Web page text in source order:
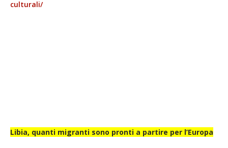
culturali/
Libia, quanti migranti sono pronti a partire per l’Europa